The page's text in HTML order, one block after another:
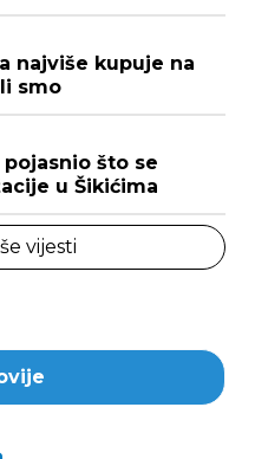
najviše kupuje na
smo
što se
u Šikićima
vijesti